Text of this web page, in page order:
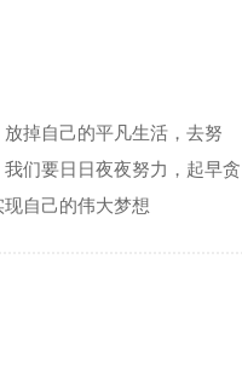
掉自己的平凡生活，去努
们要日日夜夜努力，起早贪
自己的伟大梦想